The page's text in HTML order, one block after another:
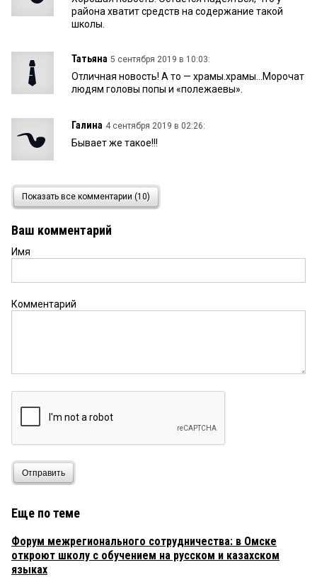
района хватит средств на содержание такой
школы.
Татьяна 5 сентября 2019 в 10:03:
Отличная новость! А то — храмы.храмы...Морочат
людям головы попы и «полежаевы».
Галина 4 сентября 2019 в 02:26:
Бывает же такое!!!
2 сентября 2019 в 23:02:
Спасибо огромное,Борис Иванович! Вы
найдёт ли это последователей. а как хотелось бы.
участвуют в меценатстве, правда не в таком
Коля 2 сентября 2019 в 19:08:
Молодец Борис Иванович! Жаль что мало таких
))
Супер!
Жаль, что это исключение, а не правило.
Уважение.
Показать все комментарии (10)
Ваш комментарий
Имя
Комментарий
Отправить
Еще по теме
Форум межрегионального сотрудничества: в Омске
откроют школу с обучением на русском и казахском
языках